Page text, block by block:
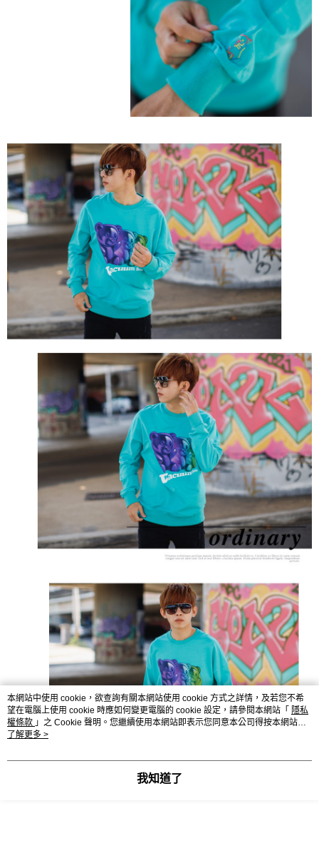
本網站中使用 cookie，欲查詢有關本網站使用 cookie 方式之詳情，及若您不希
望在電腦上使用 cookie 時應如何變更電腦的 cookie 設定，請參閱本網站「 隱私
權條款 」之 Cookie 聲明。您繼續使用本網站即表示您同意本公司得按本網站使
用條款之 Cookie 聲明使用 cookie。
了解更多 >
我知道了